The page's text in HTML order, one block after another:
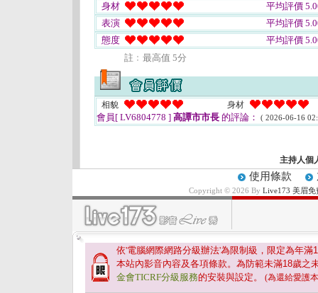
身材
平均評價
表演
平均評價
態度
平均評價
註﹕最高值 5分
相貌 身材
會員[ LV6804778 ] 高譚市市長 的評論： ( 2026-06-16
主持人個
使用條款
Copyright © 2026 By Live173 美眉
依'電腦網際網路分級辦法'為限制級，限定為年滿
本站內影音內容及各項條款。為防範未滿18歲之
金會TICRF分級服務的安裝與設定。 (為還給愛護